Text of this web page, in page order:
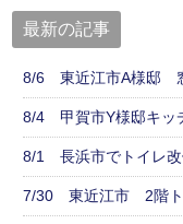
最新の記事
8/6 東近江市A様邸
8/4 甲賀市Y様邸キッ
8/1 長浜市でトイレ改
7/30 東近江市 2階ト